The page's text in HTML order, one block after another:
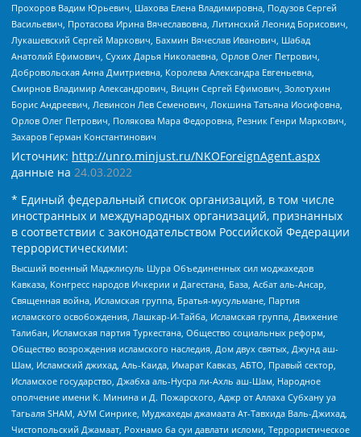
Прохоров Вадим Юрьевич, Шахова Елена Владимировна, Подузов Сергей
Васильевич, Протасова Ирина Вячеславовна, Литинский Леонид Борисович,
Лукашевский Сергей Маркович, Бахмин Вячеслав Иванович, Шабад
Анатолий Ефимович, Сухих Дарья Николаевна, Орлов Олег Петрович,
Добровольская Анна Дмитриевна, Королева Александра Евгеньевна,
Смирнов Владимир Александрович, Вицин Сергей Ефимович, Золотухин
Борис Андреевич, Левинсон Лев Семенович, Локшина Татьяна Иосифовна,
Орлов Олег Петрович, Полякова Мара Федоровна, Резник Генри Маркович,
Захаров Герман Константинович
Источник: http://unro.minjust.ru/NKOForeignAgent.aspx
данные на 24.03.2022
* Единый федеральный список организаций, в том числе
иностранных и международных организаций, признанных
в соответствии с законодательством Российской Федерации
террористическими:
Высший военный Маджлисуль Шура Объединенных сил моджахедов
Кавказа, Конгресс народов Ичкерии и Дагестана, База, Асбат аль-Ансар,
Священная война, Исламская группа, Братья-мусульмане, Партия
исламского освобождения, Лашкар-И-Тайба, Исламская группа, Движение
Талибан, Исламская партия Туркестана, Общество социальных реформ,
Общество возрождения исламского наследия, Дом двух святых, Джунд аш-
Шам, Исламский джихад, Аль-Каида, Имарат Кавказ, АБТО, Правый сектор,
Исламское государство, Джабха аль-Нусра ли-Ахль аш-Шам, Народное
ополчение имени К. Минина и Д. Пожарского, Аджр от Аллаха Субхану уа
Тагьаля SHAM, АУМ Синрике, Муджахеды джамаата Ат-Тавхида Валь-Джихад,
Чистопольский Джамаат, Рохнамо ба суи давлати исломи, Террористическое